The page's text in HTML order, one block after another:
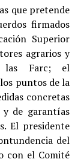
que pretende
firmados
Superior
agrarios y
las Farc; el
puntos de la
concretas
y de garantías
El presidente
del
con el Comité